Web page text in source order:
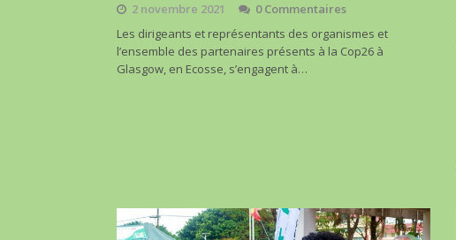
2 novembre 2021
0 Commentaires
Les dirigeants et représentants des organismes et
l’ensemble des partenaires présents à la Cop26 à
Glasgow, en Ecosse, s’engagent à…